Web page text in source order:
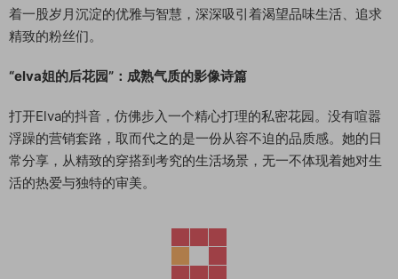
着一股岁月沉淀的优雅与智慧，深深吸引着渴望品味生活、追求
精致的粉丝们。
“elva姐的后花园”：成熟气质的影像诗篇
打开Elva的抖音，仿佛步入一个精心打理的私密花园。没有喧嚣
浮躁的营销套路，取而代之的是一份从容不迫的品质感。她的日
常分享，从精致的穿搭到考究的生活场景，无一不体现着她对生
活的热爱与独特的审美。